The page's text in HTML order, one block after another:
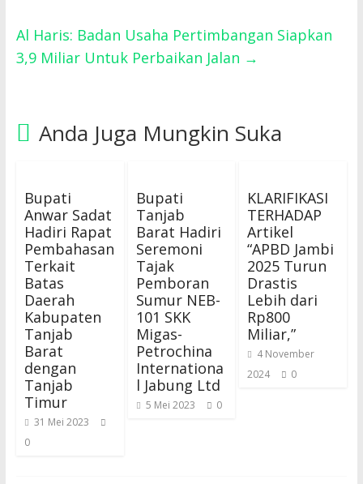
Al Haris: Badan Usaha Pertimbangan Siapkan
3,9 Miliar Untuk Perbaikan Jalan →
Anda Juga Mungkin Suka
Bupati
Anwar Sadat
Hadiri Rapat
Pembahasan
Terkait
Batas
Daerah
Kabupaten
Tanjab
Barat
dengan
Tanjab
Timur
31 Mei 2023
0
Bupati
Tanjab
Barat Hadiri
Seremoni
Tajak
Pemboran
Sumur NEB-
101 SKK
Migas-
Petrochina
Internationa
l Jabung Ltd
5 Mei 2023 0
KLARIFIKASI
TERHADAP
Artikel
“APBD Jambi
2025 Turun
Drastis
Lebih dari
Rp800
Miliar,”
4 November
2024
0